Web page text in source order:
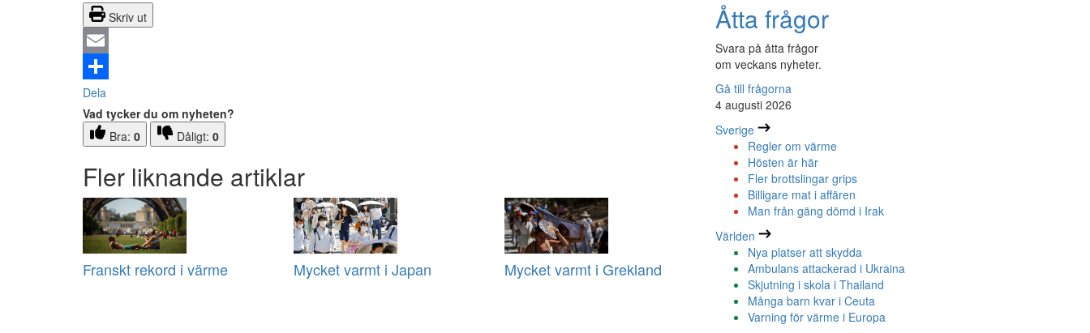
Skriv ut
Email
Dela
Vad tycker du om nyheten?
Bra: 0 Dåligt: 0
Fler liknande artiklar
Franskt rekord i värme Mycket varmt i Japan Mycket varmt i Grekland
Åtta frågor
Svara på åtta frågor
om veckans nyheter.
Gå till frågorna
4 augusti 2026
Sverige
Regler om värme
Hösten är här
Fler brottslingar grips
Billigare mat i affären
Man från gäng dömd i Irak
Världen
Nya platser att skydda
Ambulans attackerad i Ukraina
Skjutning i skola i Thailand
Många barn kvar i Ceuta
Varning för värme i Europa